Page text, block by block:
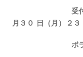
受付締め切り
月３０ 日（月）２３
ボ